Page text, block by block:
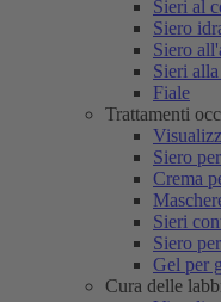
Sieri al
Siero
Siero
Sieri
Fiale
Trattamenti
Siero
Crema
Sieri
Siero
Gel per
Cura delle